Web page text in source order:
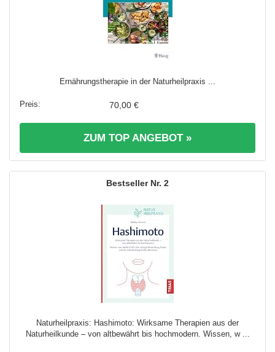
Ernährungstherapie in der Naturheilpraxis ...
70,00 €
ZUM TOP ANGEBOT »
2
Naturheilpraxis: Hashimoto: Wirksame Therapien aus der
Naturheilkunde – von altbewährt bis hochmodern. Wissen, w ...